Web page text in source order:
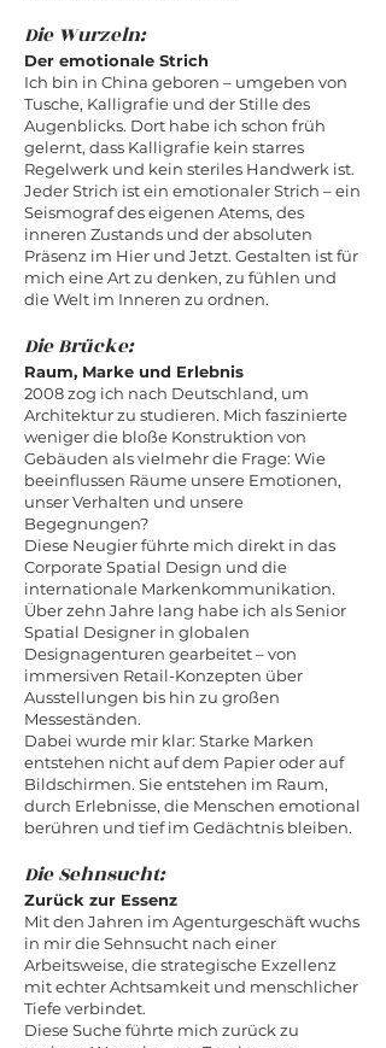
Die Wurzeln:
Der emotionale Strich
Ich bin in China geboren – umgeben von
Tusche, Kalligrafie und der Stille des
Augenblicks. Dort habe ich schon früh
gelernt, dass Kalligrafie kein starres
Regelwerk und kein steriles Handwerk ist.
Jeder Strich ist ein emotionaler Strich – ein
Seismograf des eigenen Atems, des
inneren Zustands und der absoluten
Präsenz im Hier und Jetzt. Gestalten ist für
mich eine Art zu denken, zu fühlen und
die Welt im Inneren zu ordnen.
Die Brücke:
Raum, Marke und Erlebnis
2008 zog ich nach Deutschland, um
Architektur zu studieren. Mich faszinierte
weniger die bloße Konstruktion von
Gebäuden als vielmehr die Frage: Wie
beeinflussen Räume unsere Emotionen,
unser Verhalten und unsere
Begegnungen?
Diese Neugier führte mich direkt in das
Corporate Spatial Design und die
internationale Markenkommunikation.
Über zehn Jahre lang habe ich als Senior
Spatial Designer in globalen
Designagenturen gearbeitet – von
immersiven Retail-Konzepten über
Ausstellungen bis hin zu großen
Messeständen.
Dabei wurde mir klar: Starke Marken
entstehen nicht auf dem Papier oder auf
Bildschirmen. Sie entstehen im Raum,
durch Erlebnisse, die Menschen emotional
berühren und tief im Gedächtnis bleiben.
Die Sehnsucht:
Zurück zur Essenz
Mit den Jahren im Agenturgeschäft wuchs
in mir die Sehnsucht nach einer
Arbeitsweise, die strategische Exzellenz
mit echter Achtsamkeit und menschlicher
Tiefe verbindet.
Diese Suche führte mich zurück zu